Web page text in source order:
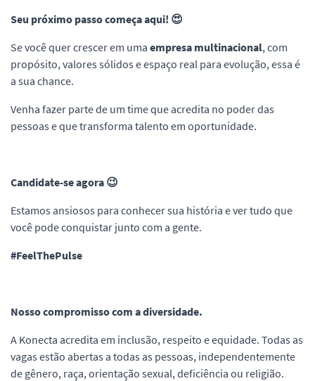
Seu próximo passo começa aqui! 😍
Se você quer crescer em uma empresa multinacional, com
propósito, valores sólidos e espaço real para evolução, essa é
a sua chance.
Venha fazer parte de um time que acredita no poder das
pessoas e que transforma talento em oportunidade.
Candidate-se agora 😉
Estamos ansiosos para conhecer sua história e ver tudo que
você pode conquistar junto com a gente.
#FeelThePulse
Nosso compromisso com a diversidade.
A Konecta acredita em inclusão, respeito e equidade. Todas as
vagas estão abertas a todas as pessoas, independentemente
de gênero, raça, orientação sexual, deficiência ou religião.